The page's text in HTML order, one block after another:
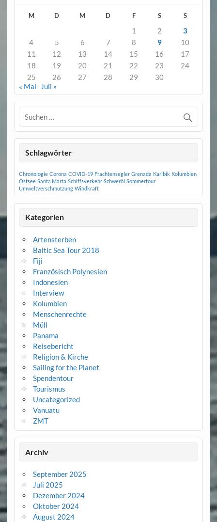
M D M D F S S
1 2
3
4
5 6 7 8 9
10
11
12 13 14 15 16
17
18
19 20 21 22 23
24
25
26 27 28 29
30
« Mai
Juli »
Schlagwörter
Chronologie Corona COVID-19 Frachtensegler Grenada Karibik Kolumbien
Ostsee Santa Marta Schiffsverkehr Schweröl Sommertour
Umweltverschmutzung Windkraft
Kategorien
Artensterben
Baltic Sea Tour 2018
Fiji
Französisch Polynesien
Indonesien
Interview
Kolumbien
Menschenrechte
Müll
Panama
Reisebericht
Religion & Kirche
Sailing for the Planet
Spendentour
Tourismus
Uncategorized
Vanuatu
ZMT
Archiv
September 2025
Juli 2025
Dezember 2024
Oktober 2024
August 2024